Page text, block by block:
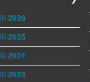
2026
2025
2024
2023